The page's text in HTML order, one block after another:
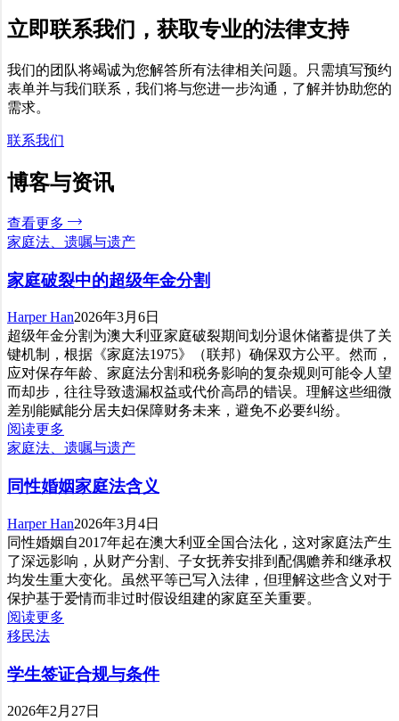
立即联系我们，获取专业的法律支持
我们的团队将竭诚为您解答所有法律相关问题。只需填写预约
表单并与我们联系，我们将与您进一步沟通，了解并协助您的
需求。
联系我们
博客与资讯
查看更多
家庭法、遗嘱与遗产
家庭破裂中的超级年金分割
Harper Han2026年3月6日
超级年金分割为澳大利亚家庭破裂期间划分退休储蓄提供了关
键机制，根据《家庭法1975》（联邦）确保双方公平。然而，
应对保存年龄、家庭法分割和税务影响的复杂规则可能令人望
而却步，往往导致遗漏权益或代价高昂的错误。理解这些细微
差别能赋能分居夫妇保障财务未来，避免不必要纠纷。
阅读更多
家庭法、遗嘱与遗产
同性婚姻家庭法含义
Harper Han2026年3月4日
同性婚姻自2017年起在澳大利亚全国合法化，这对家庭法产生
了深远影响，从财产分割、子女抚养安排到配偶赡养和继承权
均发生重大变化。虽然平等已写入法律，但理解这些含义对于
保护基于爱情而非过时假设组建的家庭至关重要。
阅读更多
移民法
学生签证合规与条件
2026年2月27日